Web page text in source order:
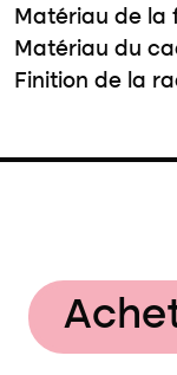
Matériau de la
Matériau du
Finition de la